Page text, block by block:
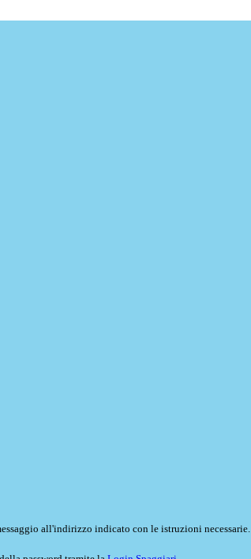
all'indirizzo indicato con le istruzioni necessarie.